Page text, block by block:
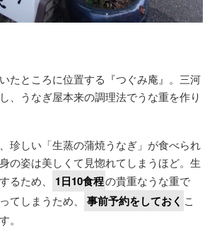
たところに位置する『つぐみ庵』。三河
、うなぎ屋本来の調理法でうな重を作り
珍しい「生蒸の蒲焼うなぎ」が食べられ
の姿は美しくて見惚れてしまうほど。生
るため、
1日10食程の貴重なうな重で
てしまうため、
事前予約をしておく こ
。